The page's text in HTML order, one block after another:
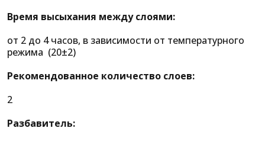
Время высыхания между слоями:
от 2 до 4 часов, в зависимости от температурного
режима (20±2)
Рекомендованное количество слоев:
2
Разбавитель: